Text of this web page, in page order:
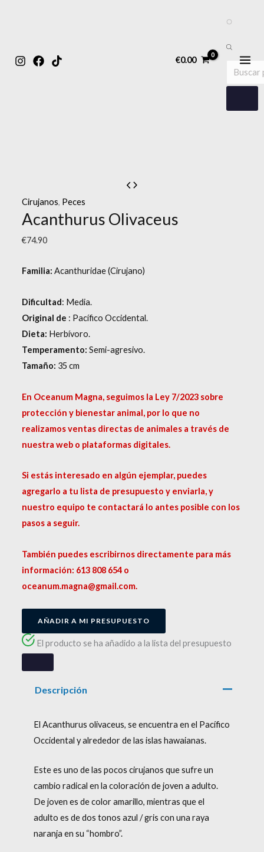
€0.00
Búsqueda
de
Cirujanos, Peces
Acanthurus Olivaceus
€74.90
Familia: Acanthuridae (Cirujano)
Dificultad: Media.
Original de : Pacífico Occidental.
Dieta: Herbívoro.
Temperamento: Semi-agresivo.
Tamaño: 35 cm
En Oceanum Magna, seguimos la Ley 7/2023 sobre
protección y bienestar animal, por lo que no
realizamos ventas directas de animales a través de
nuestra web o plataformas digitales.
Si estás interesado en algún ejemplar, puedes
agregarlo a tu lista de presupuesto y enviarla, y
nuestro equipo te contactará lo antes posible con los
pasos a seguir.
También puedes escribirnos directamente para más
información: 613 808 654 o
oceanum.magna@gmail.com.
AÑADIR A MI PRESUPUESTO
El producto se ha añadido a la lista del presupuesto
Descripción
El Acanthurus olivaceus, se encuentra en el Pacífico
Occidental y alrededor de las islas hawaianas.
Este es uno de las pocos cirujanos que sufre un
cambio radical en la coloración de joven a adulto.
De joven es de color amarillo, mientras que el
adulto es de dos tonos azul / gris con una raya
naranja en su “hombro”.